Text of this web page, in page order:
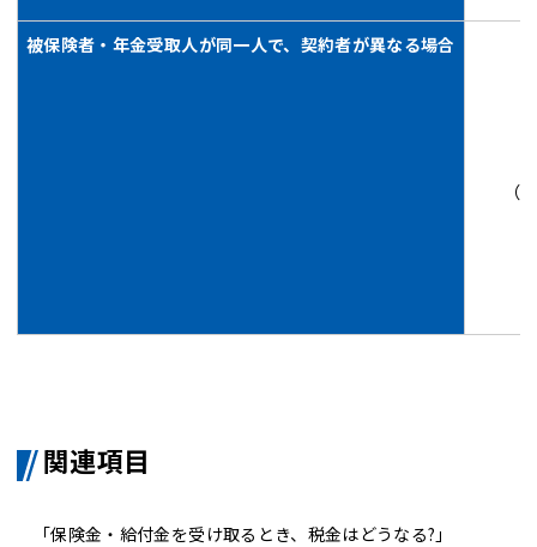
被保険者・年金受取人が同一人で、契約者が異なる場合
（
関連項目
「保険金・給付金を受け取るとき、税金はどうなる?」